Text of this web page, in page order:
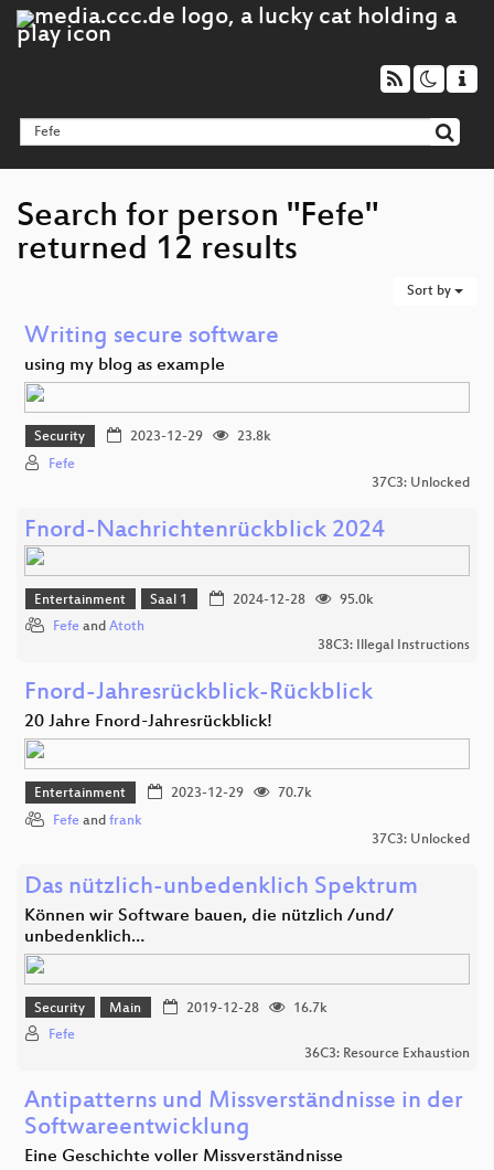
Search for person "Fefe"
returned 12 results
Sort by
Writing secure software
using my blog as example
Security 2023-12-29
23.8k
Fefe
37C3: Unlocked
Fnord-Nachrichtenrückblick 2024
Entertainment Saal 1 2024-12-28
95.0k
Fefe and Atoth
38C3: Illegal Instructions
Fnord-Jahresrückblick-Rückblick
20 Jahre Fnord-Jahresrückblick!
Entertainment 2023-12-29
70.7k
Fefe and frank
37C3: Unlocked
Das nützlich-unbedenklich Spektrum
Können wir Software bauen, die nützlich /und/
unbedenklich…
Security Main 2019-12-28
16.7k
Fefe
36C3: Resource Exhaustion
Antipatterns und Missverständnisse in der
Softwareentwicklung
Eine Geschichte voller Missverständnisse